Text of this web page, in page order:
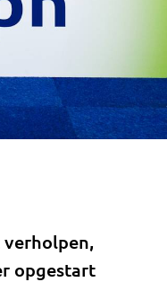
opgestart